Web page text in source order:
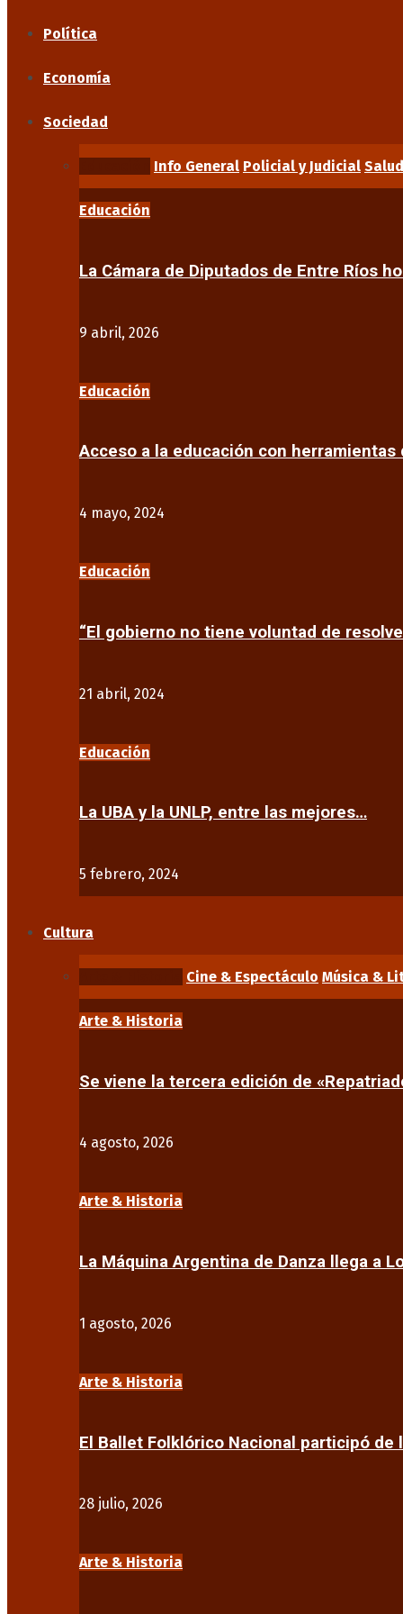
Política
Economía
Sociedad
Info General Policial y Judicial Salud
Educación
La Cámara de Diputados de Entre Ríos
9 abril, 2026
Educación
Acceso a la educación con
4 mayo, 2024
Educación
“El gobierno no tiene voluntad de
21 abril, 2024
Educación
La UBA y la UNLP, entre las mejores…
5 febrero, 2024
Cultura
Cine & Espectáculo Música &
Arte & Historia
Se viene la tercera edición de
4 agosto, 2026
Arte & Historia
La Máquina Argentina de Danza llega a
1 agosto, 2026
Arte & Historia
El Ballet Folklórico Nacional participó de
28 julio, 2026
Arte & Historia